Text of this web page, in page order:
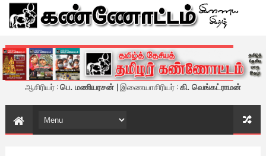
கண்ணோட்டம் - இணைய இதழ்
ஆசிரியர் :பெ. மணியரசன் | இணையாசிரியர் :கி. வெங்கட்ராமன்